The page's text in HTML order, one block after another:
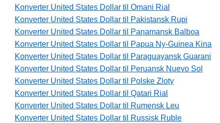
Konverter United States Dollar til Omani Rial
Konverter United States Dollar til Pakistansk Rupi
Konverter United States Dollar til Panamansk Balboa
Konverter United States Dollar til Papua Ny-Guinea Kina
Konverter United States Dollar til Paraguayansk Guarani
Konverter United States Dollar til Peruansk Nuevo Sol
Konverter United States Dollar til Polske Zloty
Konverter United States Dollar til Qatari Rial
Konverter United States Dollar til Rumensk Leu
Konverter United States Dollar til Russisk Ruble